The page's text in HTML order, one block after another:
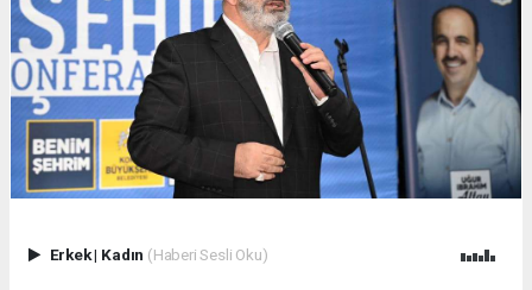
Erkek| Kadın (Haberi Sesli Oku)